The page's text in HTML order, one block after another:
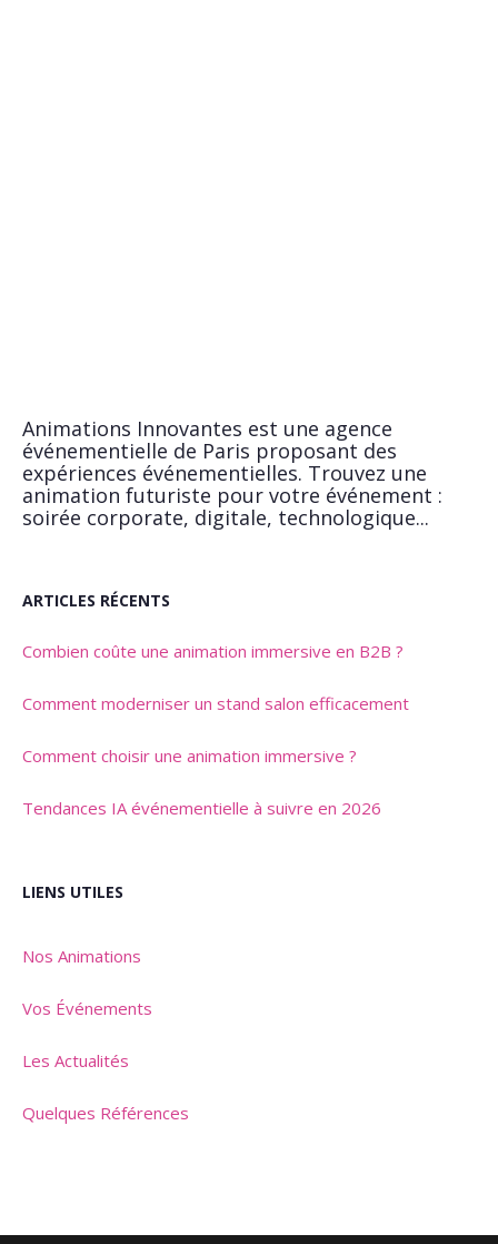
Animations Innovantes est une agence
événementielle de Paris proposant des
expériences événementielles. Trouvez une
animation futuriste pour votre événement :
soirée corporate, digitale, technologique...
ARTICLES RÉCENTS
Combien coûte une animation immersive en B2B ?
Comment moderniser un stand salon efficacement
Comment choisir une animation immersive ?
Tendances IA événementielle à suivre en 2026
LIENS UTILES
Nos Animations
Vos Événements
Les Actualités
Quelques Références